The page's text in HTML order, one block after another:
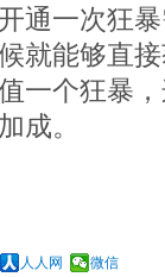
通一次狂
就能够直
一个狂暴
成。
人人网 微信